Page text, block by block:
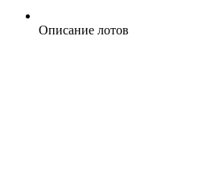
Описание лотов